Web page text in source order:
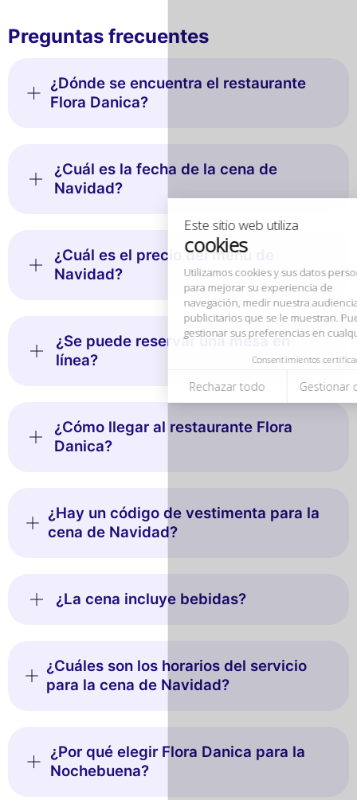
Utilizamos cookies y sus datos personales
para mejorar su experiencia de
navegación, medir nuestra audiencia y personalizar los anuncios
gestionar sus preferencias en cualquier momento.
Consentimientos certificados por
Rechazar todo Gestionar cookies Aceptar todo
Preguntas frecuentes
¿Dónde se encuentra el restaurante
Flora Danica?
¿Cuál es la fecha de la cena de
Navidad?
¿Cuál es el precio del menú de
Navidad?
¿Se puede reservar una mesa en
línea?
¿Cómo llegar al restaurante Flora
Danica?
¿Hay un código de vestimenta para la
cena de Navidad?
¿La cena incluye bebidas?
¿Cuáles son los horarios del servicio
para la cena de Navidad?
¿Por qué elegir Flora Danica para la
Nochebuena?